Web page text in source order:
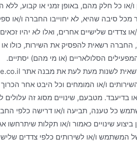
ו/או כל חלק מהם, באופן זמני או קבוע, ללא
מכל סיבה שהיא, לא יחוייבו החברה ו/או
צדדים שלישיים אחרים, ואלו לא יהיו זכאים
החברה רשאית להפסיק את השירות, כולו או
הסלולאריים (או מי מהם) יסתיים.
ו/או המומחים וכל היבט אחר
בדיעבד. מטבעם, שינויים מסוג זה עלולים
כל טענה, תביעה ו/או דרישה כלפי
ביצוע שינויים כאמור ו/או תקלות
המשתמש ו/או לשירותים כלפי צדדים